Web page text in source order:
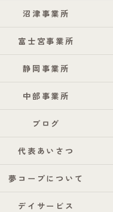
沼津事業所
富士宮事業所
静岡事業所
中部事業所
ブログ
代表あいさつ
夢コープについて
デイサービス